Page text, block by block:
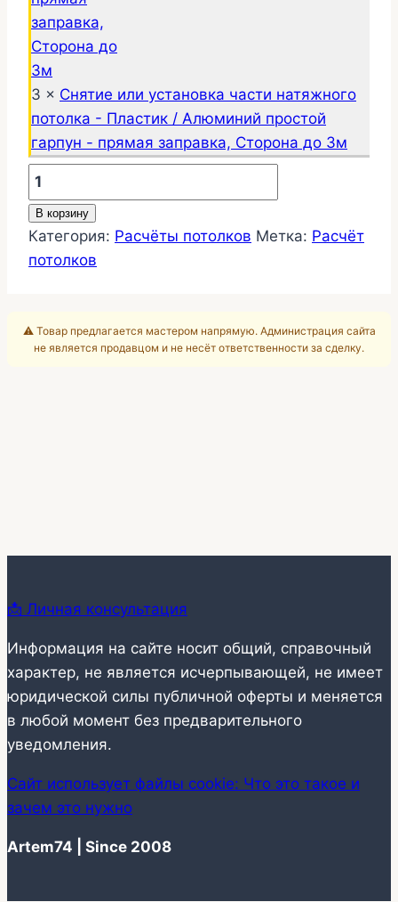
3 × Снятие или установка части натяжного
потолка - Пластик / Алюминий простой
гарпун - прямая заправка, Сторона до 3м
Количество
товара
Замена,
переделка
потолков
В корзину
Категория: Расчёты потолков Метка: Расчёт
потолков
⚠️ Товар предлагается мастером напрямую. Администрация сайта
не является продавцом и не несёт ответственности за сделку.
📩 Личная консультация
Информация на сайте носит общий, справочный
характер, не является исчерпывающей, не имеет
юридической силы публичной оферты и меняется
в любой момент без предварительного
уведомления.
Сайт использует файлы cookie: Что это такое и
зачем это нужно
Artem74 | Since 2008